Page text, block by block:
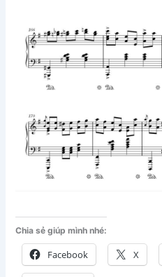
Chia sẻ giúp mình nhé:
Facebook X